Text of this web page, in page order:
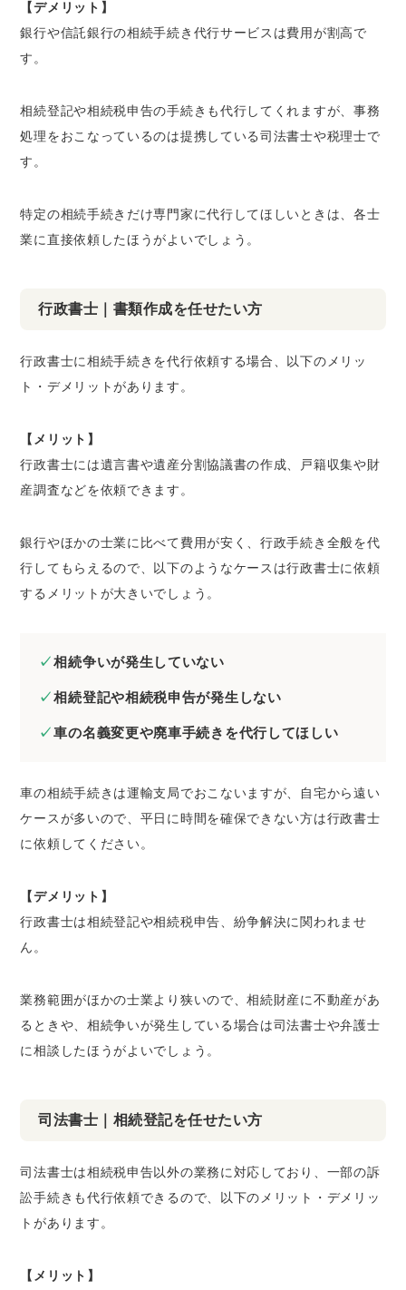
【デメリット】
銀行や信託銀行の相続手続き代行サービスは費用が割高で
す。
相続登記や相続税申告の手続きも代行してくれますが、事務
処理をおこなっているのは提携している司法書士や税理士で
す。
特定の相続手続きだけ専門家に代行してほしいときは、各士
業に直接依頼したほうがよいでしょう。
行政書士｜書類作成を任せたい方
行政書士に相続手続きを代行依頼する場合、以下のメリッ
ト・デメリットがあります。
【メリット】
行政書士には遺言書や遺産分割協議書の作成、戸籍収集や財
産調査などを依頼できます。
銀行やほかの士業に比べて費用が安く、行政手続き全般を代
行してもらえるので、以下のようなケースは行政書士に依頼
するメリットが大きいでしょう。
相続争いが発生していない
相続登記や相続税申告が発生しない
車の名義変更や廃車手続きを代行してほしい
車の相続手続きは運輸支局でおこないますが、自宅から遠い
ケースが多いので、平日に時間を確保できない方は行政書士
に依頼してください。
【デメリット】
行政書士は相続登記や相続税申告、紛争解決に関われませ
ん。
業務範囲がほかの士業より狭いので、相続財産に不動産があ
るときや、相続争いが発生している場合は司法書士や弁護士
に相談したほうがよいでしょう。
司法書士｜相続登記を任せたい方
司法書士は相続税申告以外の業務に対応しており、一部の訴
訟手続きも代行依頼できるので、以下のメリット・デメリッ
トがあります。
【メリット】